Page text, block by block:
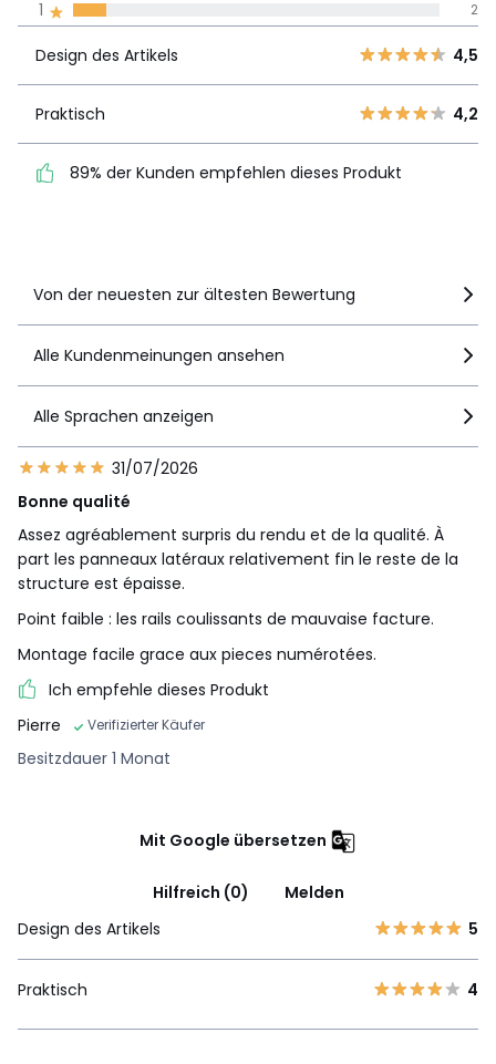
4
Design des
4,2
89% der Kunden
empfehlen dieses Produkt
1 2
Design des Artikels 4,5
Praktisch 4,2
89% der Kunden empfehlen dieses Produkt
Von der neuesten zur ältesten Bewertung
Alle Kundenmeinungen ansehen
Alle Sprachen anzeigen
31/07/2026
Bonne qualité
Assez agréablement surpris du rendu et de la qualité. À
part les panneaux latéraux relativement fin le reste de la
structure est épaisse.
Point faible : les rails coulissants de mauvaise facture.
Montage facile grace aux pieces numérotées.
Ich empfehle dieses Produkt
Pierre
Verifizierter Käufer
Besitzdauer 1 Monat
Mit Google übersetzen
Hilfreich (0)
Melden
Design des Artikels
5
Praktisch 4